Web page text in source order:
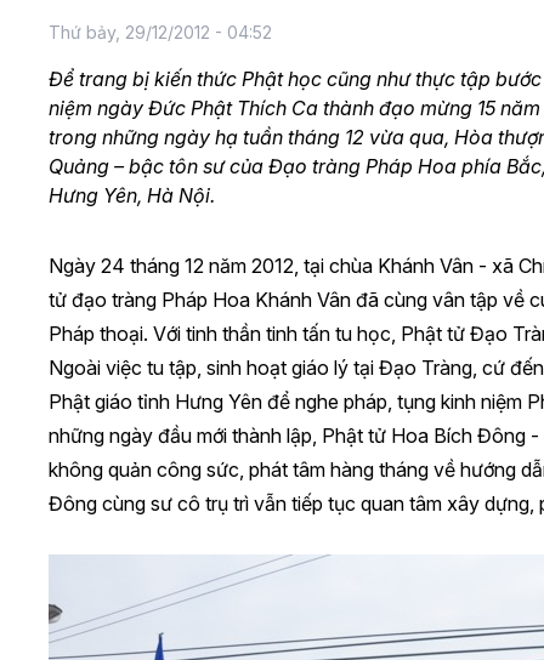
Thứ bảy, 29/12/2012 - 04:52
Để trang bị kiến thức Phật học cũng như thực tập
niệm ngày Đức Phật Thích Ca thành đạo mừng 15
trong những ngày hạ tuần tháng 12 vừa qua, Hòa
Quảng – bậc tôn sư của Đạo tràng Pháp Hoa phía
Hưng Yên, Hà Nội.
Ngày 24 tháng 12 năm 2012, tại chùa Khánh Vân - xã
tử đạo tràng Pháp Hoa Khánh Vân đã cùng vân tập về
Pháp thoại. Với tinh thần tinh tấn tu học, Phật tử Đạo
Ngoài việc tu tập, sinh hoạt giáo lý tại Đạo Tràng, cứ
Phật giáo tỉnh Hưng Yên để nghe pháp, tụng kinh niệm
những ngày đầu mới thành lập, Phật tử Hoa Bích Đông
không quản công sức, phát tâm hàng tháng về hướng
Đông cùng sư cô trụ trì vẫn tiếp tục quan tâm xây dựng,